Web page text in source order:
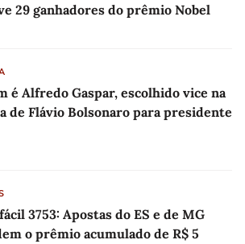
29 ganhadores do prêmio Nobel
é Alfredo Gaspar, escolhido vice na
de Flávio Bolsonaro para presidente
3753: Apostas do ES e de MG
o prêmio acumulado de R$ 5